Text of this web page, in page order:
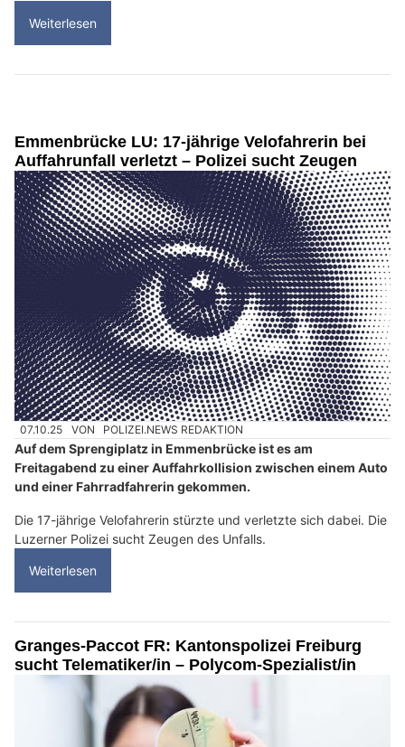
Weiterlesen
Emmenbrücke LU: 17-jährige Velofahrerin bei
Auffahrunfall verletzt – Polizei sucht Zeugen
07.10.25 VON POLIZEI.NEWS REDAKTION
Auf dem Sprengiplatz in Emmenbrücke ist es am
Freitagabend zu einer Auffahrkollision zwischen einem Auto
und einer Fahrradfahrerin gekommen.
Die 17-jährige Velofahrerin stürzte und verletzte sich dabei. Die
Luzerner Polizei sucht Zeugen des Unfalls.
Weiterlesen
Granges-Paccot FR: Kantonspolizei Freiburg
sucht Telematiker/in – Polycom-Spezialist/in